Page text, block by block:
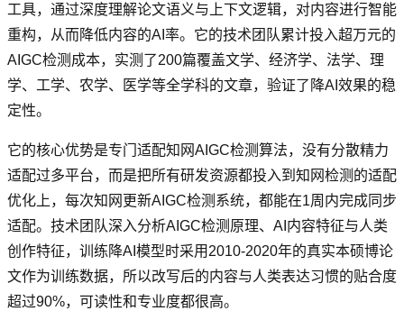
工具，通过深度理解论文语义与上下文逻辑，对内容进行智能
重构，从而降低内容的AI率。它的技术团队累计投入超万元的
AIGC检测成本，实测了200篇覆盖文学、经济学、法学、理
学、工学、农学、医学等全学科的文章，验证了降AI效果的稳
定性。
它的核心优势是专门适配知网AIGC检测算法，没有分散精力
适配过多平台，而是把所有研发资源都投入到知网检测的适配
优化上，每次知网更新AIGC检测系统，都能在1周内完成同步
适配。技术团队深入分析AIGC检测原理、AI内容特征与人类
创作特征，训练降AI模型时采用2010-2020年的真实本硕博论
文作为训练数据，所以改写后的内容与人类表达习惯的贴合度
超过90%，可读性和专业度都很高。